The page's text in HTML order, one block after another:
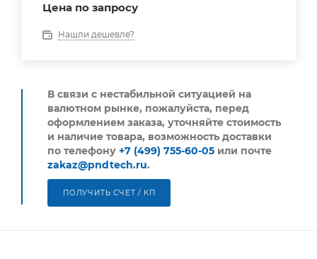
Цена по запросу
Нашли дешевле?
В связи с нестабильной ситуацией на
валютном рынке, пожалуйста, перед
оформлением заказа, уточняйте стоимость
и наличие товара, возможность доставки
по телефону +7 (499) 755-60-05 или почте
zakaz@pndtech.ru.
ПОЛУЧИТЬ СЧЕТ / КП